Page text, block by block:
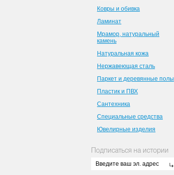
Ковры и обивка
Ламинат
Мрамор, натуральный
камень
Натуральная кожа
Нержавеющая сталь
Паркет и деревянные полы
Пластик и ПВХ
Сантехника
Специальные средства
Ювелирные изделия
Подписаться на истории